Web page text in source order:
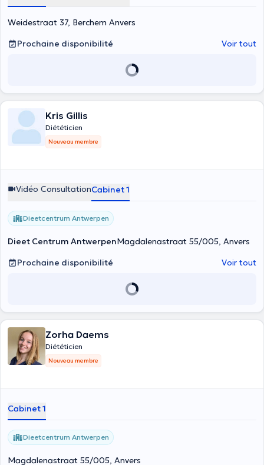
Weidestraat 37, Berchem Anvers
Prochaine disponibilité
Voir tout
Kris Gillis
Diététicien
Nouveau membre
Vidéo ConsultationCabinet 1
Dieetcentrum Antwerpen
Dieet Centrum AntwerpenMagdalenastraat 55/005, Anvers
Prochaine disponibilité
Voir tout
Zorha Daems
Diététicien
Nouveau membre
Cabinet 1
Dieetcentrum Antwerpen
Magdalenastraat 55/005, Anvers